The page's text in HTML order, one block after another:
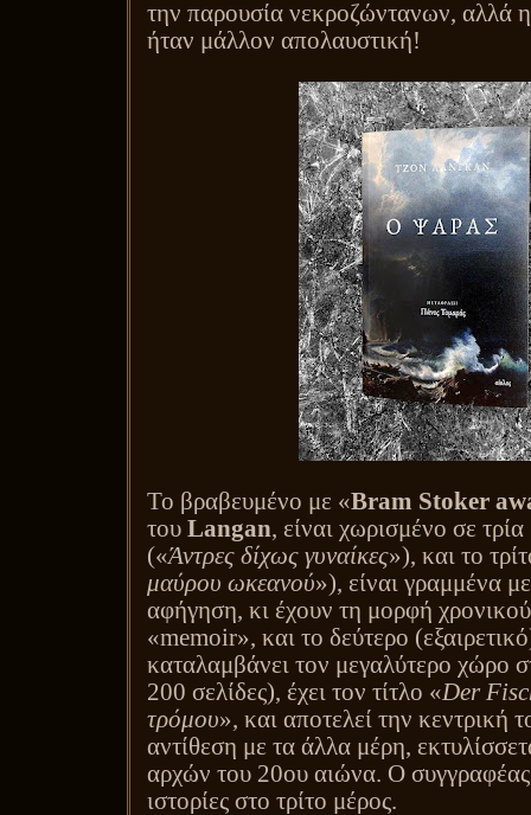
την παρουσία νεκροζώντανων, αλλά
ήταν μάλλον απολαυστική!
Το βραβευμένο με «Bram Stoker
του Langan, είναι χωρισμένο σε
(«Άντρες δίχως γυναίκες»), και το
μαύρου ωκεανού»), είναι γραμμένα
αφήγηση, κι έχουν τη μορφή
«memoir», και το δεύτερο
καταλαμβάνει τον μεγαλύτερο χώρο
200 σελίδες), έχει τον τίτλο «Der
τρόμου», και αποτελεί την κεντρική
αντίθεση με τα άλλα μέρη,
αρχών του 20ου αιώνα. Ο συγγραφέας
ιστορίες στο τρίτο μέρος.